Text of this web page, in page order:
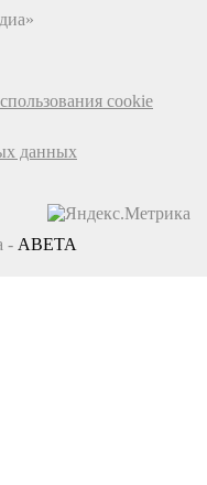
cookie
данных
- ABETA